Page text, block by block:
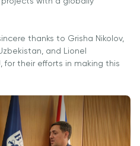
Бизнес-
Информатики
Курс PDU
Гранты и
Стипендии
thanks to Grisha Nikolov,
and Lionel
for their efforts in making this